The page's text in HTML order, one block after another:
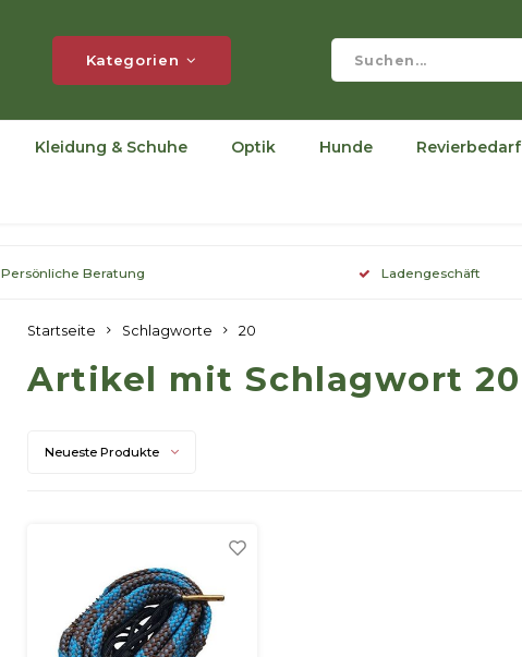
Kategorien
Kleidung & Schuhe Optik Hunde Revierbedarf
Persönliche Beratung Ladengeschäft
Startseite Schlagworte 20
Artikel mit Schlagwort 20
Neueste Produkte